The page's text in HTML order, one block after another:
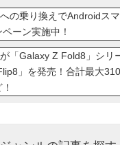
の乗り換えでAndroidス
ーン実施中！
「Galaxy Z Fold8」シリ
」を発売！合計最大